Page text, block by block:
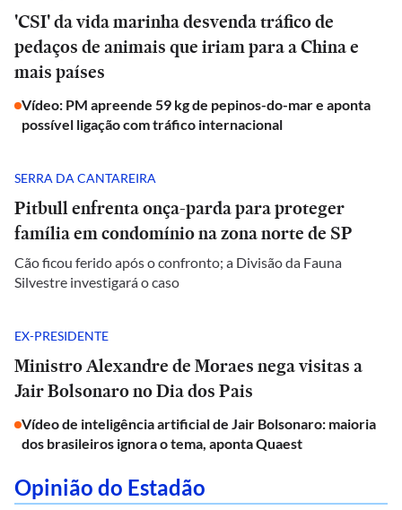
'CSI' da vida marinha desvenda tráfico de
pedaços de animais que iriam para a China e
mais países
Vídeo: PM apreende 59 kg de pepinos-do-mar e aponta
possível ligação com tráfico internacional
SERRA DA CANTAREIRA
Pitbull enfrenta onça-parda para proteger
família em condomínio na zona norte de SP
Cão ficou ferido após o confronto; a Divisão da Fauna
Silvestre investigará o caso
EX-PRESIDENTE
Ministro Alexandre de Moraes nega visitas a
Jair Bolsonaro no Dia dos Pais
Vídeo de inteligência artificial de Jair Bolsonaro: maioria
dos brasileiros ignora o tema, aponta Quaest
Opinião do Estadão